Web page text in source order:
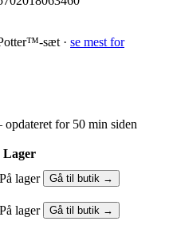
sæt · se mest for
for 50 min siden
Lager
På lager Gå til butik →
På lager Gå til butik →